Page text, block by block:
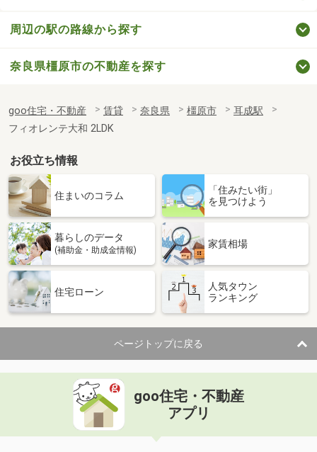
周辺の駅の路線から探す
奈良県橿原市の不動産を探す
goo住宅・不動産 賃貸 奈良県 橿原市
耳成駅
フィオレンテ大和 2LDK
お役立ち情報
住まいのコラム
「住みたい街」
を見つけよう
暮らしのデータ
(補助金・助成金情報)
家賃相場
住宅ローン
人気タウン
ランキング
ページトップに戻る
goo住宅・不動産
アプリ